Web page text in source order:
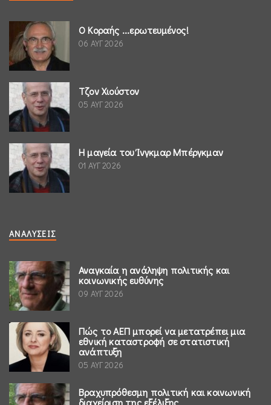
Ο Κοραής ...ερωτευμένος!
06 ΑΥΓ 2026
Τζον Χιούστον
05 ΑΥΓ 2026
Η μαγεία του Ίνγκμαρ Μπέργκμαν
01 ΑΥΓ 2026
ΑΝΑΛΎΣΕΙΣ
Αναγκαία η ανάληψη πολιτικής και
κοινωνικής ευθύνης
09 ΑΥΓ 2026
Πώς το ΑΕΠ μπορεί να μετατρέπει μια
εθνική καταστροφή σε στατιστική
ανάπτυξη
05 ΑΥΓ 2026
Βραχυπρόθεσμη πολιτική και κοινωνική
διαχείριση της εξέλιξης